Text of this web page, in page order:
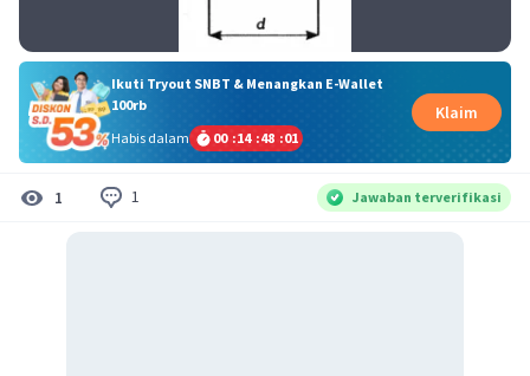
Ikuti Tryout SNBT & Menangkan E-Wallet
100rb
Habis dalam
00 :14 :48 :00
Klaim
1 1 Jawaban terverifikasi